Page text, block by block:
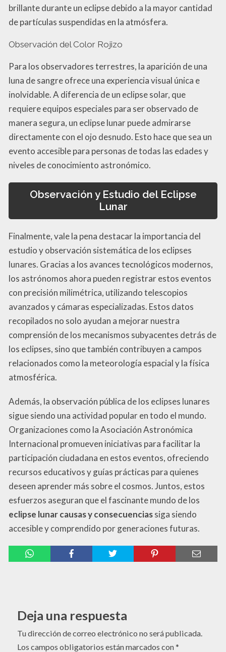
brillante durante un eclipse debido a la mayor cantidad
de partículas suspendidas en la atmósfera.
Observación del Color Rojizo
Para los observadores terrestres, la aparición de una
luna de sangre ofrece una experiencia visual única e
inolvidable. A diferencia de un eclipse solar, que
requiere equipos especiales para ser observado de
manera segura, un eclipse lunar puede admirarse
directamente con el ojo desnudo. Esto hace que sea un
evento accesible para personas de todas las edades y
niveles de conocimiento astronómico.
Observación y Estudio del Eclipse
Lunar
Finalmente, vale la pena destacar la importancia del
estudio y observación sistemática de los eclipses
lunares. Gracias a los avances tecnológicos modernos,
los astrónomos ahora pueden registrar estos eventos
con precisión milimétrica, utilizando telescopios
avanzados y cámaras especializadas. Estos datos
recopilados no solo ayudan a mejorar nuestra
comprensión de los mecanismos subyacentes detrás de
los eclipses, sino que también contribuyen a campos
relacionados como la meteorología espacial y la física
atmosférica.
Además, la observación pública de los eclipses lunares
sigue siendo una actividad popular en todo el mundo.
Organizaciones como la Asociación Astronómica
Internacional promueven iniciativas para facilitar la
participación ciudadana en estos eventos, ofreciendo
recursos educativos y guías prácticas para quienes
deseen aprender más sobre el cosmos. Juntos, estos
esfuerzos aseguran que el fascinante mundo de los
eclipse lunar causas y consecuenciassiga siendo
accesible y comprendido por generaciones futuras.
Deja una respuesta
Tu dirección de correo electrónico no será publicada.
Los campos obligatorios están marcados con*